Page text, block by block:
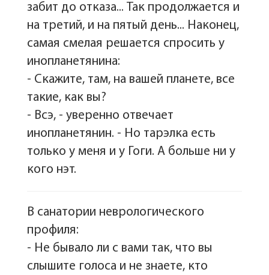
забит до отказа... Так продолжается и
на третий, и на пятый день... Наконец,
самая смелая решается спросить у
инопланетянина:
- Скажите, там, на вашей планете, все
такие, как вы?
- Всэ, - уверенно отвечает
инопланетянин. - Но тарэлка есть
только у меня и у Гоги. А больше ни у
кого нэт.
В санатории неврологического
профиля:
- Не бывало ли с вами так, что вы
слышите голоса и не знаете, кто